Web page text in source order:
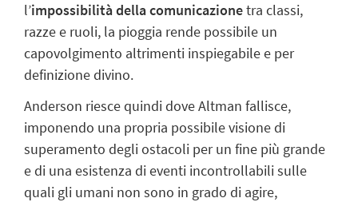
l’impossibilità della comunicazionetra classi,
razze e ruoli, la pioggia rende possibile un
capovolgimento altrimenti inspiegabile e per
definizione divino.
Anderson riesce quindi dove Altman fallisce,
imponendo una propria possibile visione di
superamento degli ostacoli per un fine più grande
e di una esistenza di eventi incontrollabili sulle
quali gli umani non sono in grado di agire,